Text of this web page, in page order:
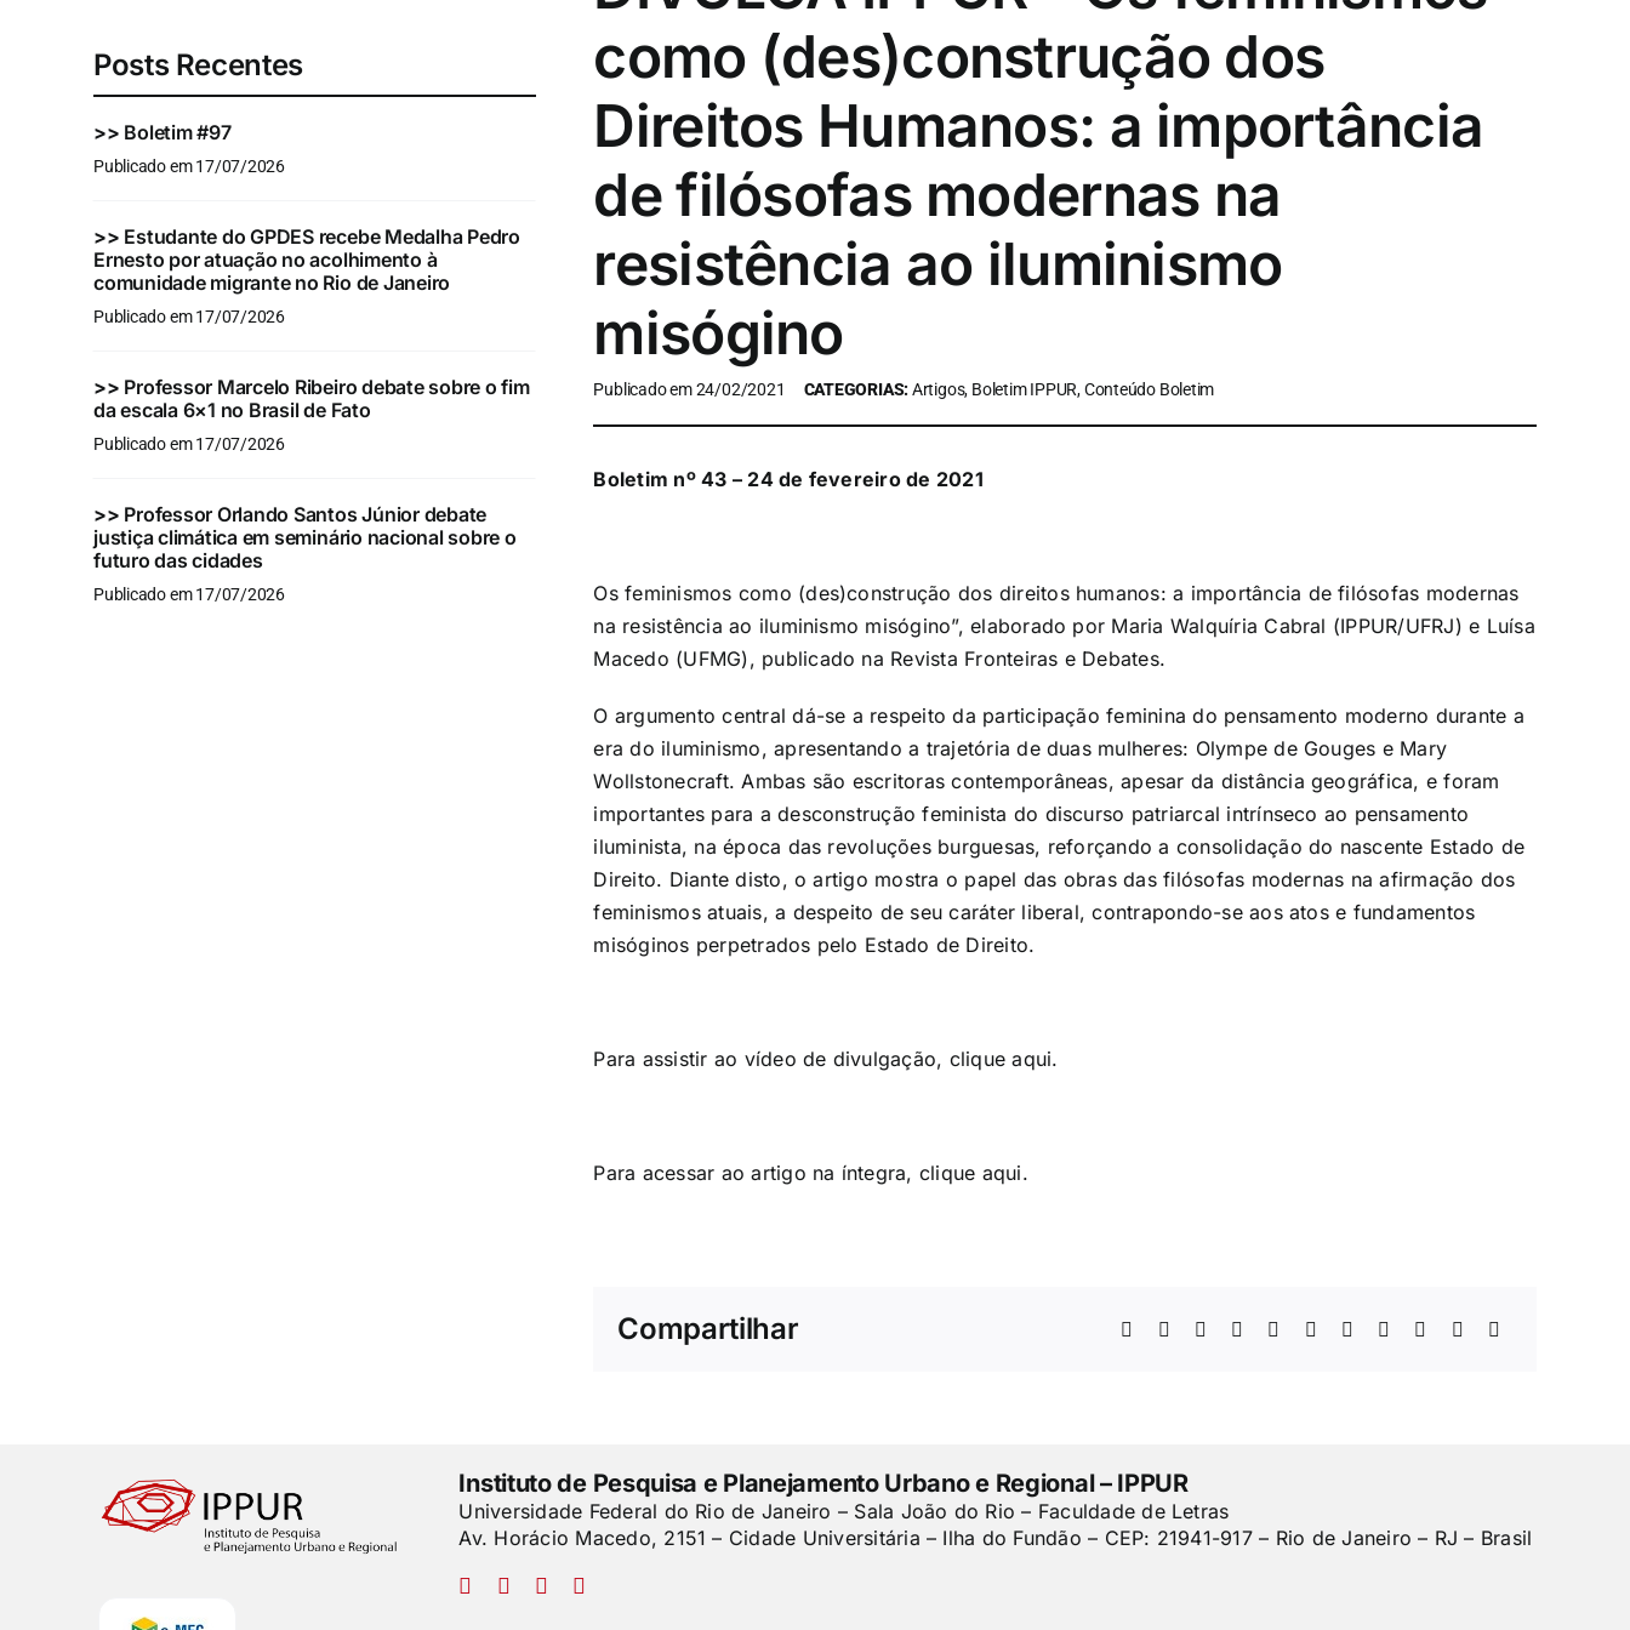
Posts Recentes
>> Boletim #97
Publicado em 17/07/2026
>> Estudante do GPDES recebe Medalha Pedro
Ernesto por atuação no acolhimento à
comunidade migrante no Rio de Janeiro
Publicado em 17/07/2026
>> Professor Marcelo Ribeiro debate sobre o fim
da escala 6×1 no Brasil de Fato
Publicado em 17/07/2026
>> Professor Orlando Santos Júnior debate
justiça climática em seminário nacional sobre o
futuro das cidades
Publicado em 17/07/2026
como (des)construção dos
Direitos Humanos: a importância
de filósofas modernas na
resistência ao iluminismo
misógino
Publicado em 24/02/2021 CATEGORIAS:Artigos, Boletim IPPUR, Conteúdo Boletim
Boletim nº 43 – 24 de fevereiro de 2021
Os feminismos como (des)construção dos direitos humanos: a importância de filósofas modernas
na resistência ao iluminismo misógino”, elaborado por Maria Walquíria Cabral (IPPUR/UFRJ) e Luísa
Macedo (UFMG), publicado na Revista Fronteiras e Debates.
O argumento central dá-se a respeito da participação feminina do pensamento moderno durante a
era do iluminismo, apresentando a trajetória de duas mulheres: Olympe de Gouges e Mary
Wollstonecraft. Ambas são escritoras contemporâneas, apesar da distância geográfica, e foram
importantes para a desconstrução feminista do discurso patriarcal intrínseco ao pensamento
iluminista, na época das revoluções burguesas, reforçando a consolidação do nascente Estado de
Direito. Diante disto, o artigo mostra o papel das obras das filósofas modernas na afirmação dos
feminismos atuais, a despeito de seu caráter liberal, contrapondo-se aos atos e fundamentos
misóginos perpetrados pelo Estado de Direito.
Para assistir ao vídeo de divulgação, cliqueaqui.
Para acessar ao artigo na íntegra, clique aqui.
Compartilhar
Instituto de Pesquisa e Planejamento Urbano e Regional – IPPUR
Universidade Federal do Rio de Janeiro – Sala João do Rio – Faculdade de Letras
Av. Horácio Macedo, 2151 – Cidade Universitária – Ilha do Fundão – CEP: 21941-917 – Rio de Janeiro – RJ – Brasil